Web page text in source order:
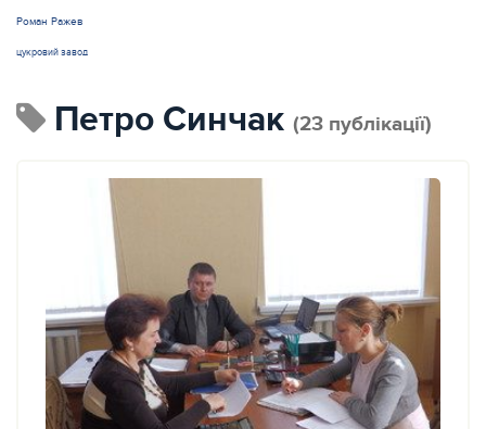
Роман Ражев
цукровий завод
Петро Синчак (23 публікації)